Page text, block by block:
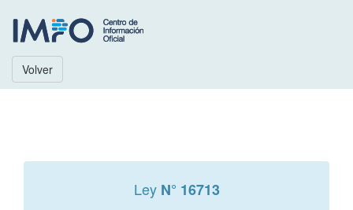
Volver
Ley N° 16713